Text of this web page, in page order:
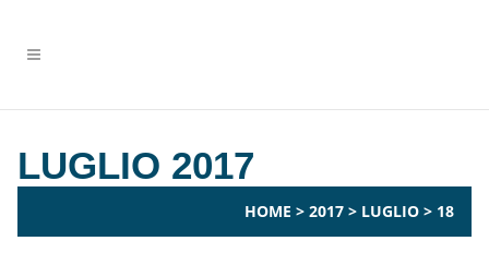
LUGLIO 2017
HOME > 2017 > LUGLIO > 18